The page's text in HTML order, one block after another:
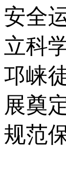
安全
立科
邛崃
展奠
规范